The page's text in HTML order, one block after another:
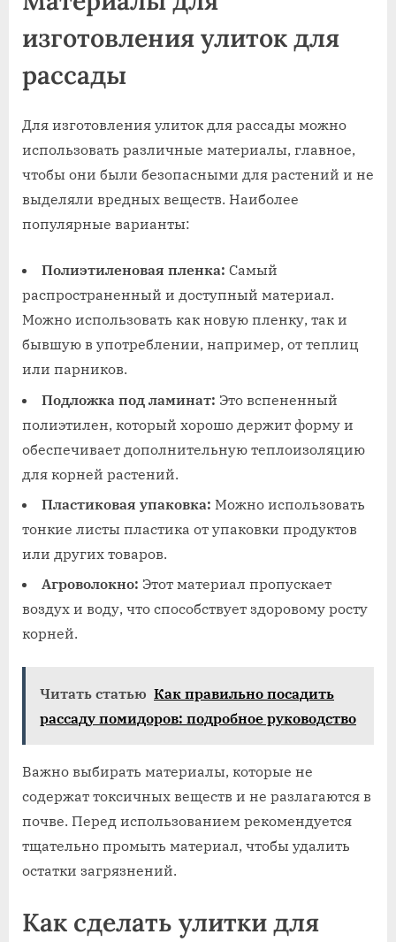
изготовления улиток для
рассады
Для изготовления улиток для рассады можно
использовать различные материалы, главное,
чтобы они были безопасными для растений и не
выделяли вредных веществ. Наиболее
популярные варианты:
Полиэтиленовая пленка: Самый
распространенный и доступный материал.
Можно использовать как новую пленку, так и
бывшую в употреблении, например, от теплиц
или парников.
Подложка под ламинат: Это вспененный
полиэтилен, который хорошо держит форму и
обеспечивает дополнительную теплоизоляцию
для корней растений.
Пластиковая упаковка: Можно использовать
тонкие листы пластика от упаковки продуктов
или других товаров.
Агроволокно: Этот материал пропускает
воздух и воду, что способствует здоровому росту
корней.
Читать статью Как правильно посадить
рассаду помидоров: подробное руководство
Важно выбирать материалы, которые не
содержат токсичных веществ и не разлагаются в
почве. Перед использованием рекомендуется
тщательно промыть материал, чтобы удалить
остатки загрязнений.
Как сделать улитки для